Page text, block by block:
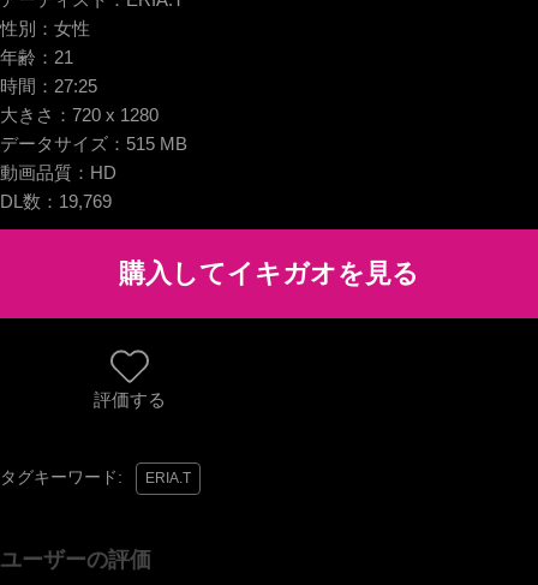
性別： 女性
年齢： 21
時間： 27:25
大きさ： 720 x 1280
データサイズ： 515 MB
動画品質： HD
DL数： 19,769
評価する
タグキーワード: ERIA.T
ユーザーの評価